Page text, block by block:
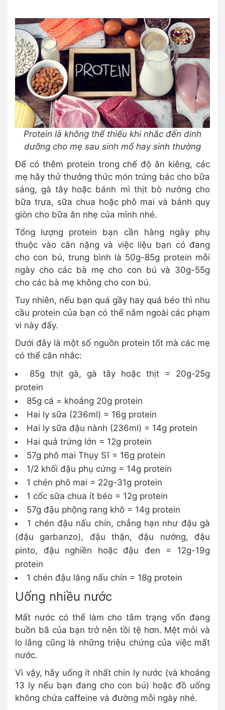
Protein là không thể thiếu khi nhắc đến dinh
dưỡng cho mẹ sau sinh mổ hay sinh thường
Để có thêm protein trong chế độ ăn kiêng, các
mẹ hãy thử thưởng thức món trứng bác cho bữa
sáng, gà tây hoặc bánh mì thịt bò nướng cho
bữa trưa, sữa chua hoặc phô mai và bánh quy
giòn cho bữa ăn nhẹ của mình nhé.
Tổng lượng protein bạn cần hàng ngày phụ
thuộc vào cân nặng và việc liệu bạn có đang
cho con bú, trung bình là 50g-85g protein mỗi
ngày cho các bà mẹ cho con bú và 30g-55g
cho các bà mẹ không cho con bú.
Tuy nhiên, nếu bạn quá gầy hay quá béo thì nhu
cầu protein của bạn có thể nằm ngoài các phạm
vi này đấy.
Dưới đây là một số nguồn protein tốt mà các mẹ
có thể cân nhắc:
85g thịt gà, gà tây hoặc thịt = 20g-25g
protein
85g cá = khoảng 20g protein
Hai ly sữa (236ml) = 16g protein
Hai ly sữa đậu nành (236ml) = 14g protein
Hai quả trứng lớn = 12g protein
57g phô mai Thụy Sĩ = 16g protein
1/2 khối đậu phụ cứng = 14g protein
1 chén phô mai = 22g-31g protein
1 cốc sữa chua ít béo = 12g protein
57g đậu phộng rang khô = 14g protein
1 chén đậu nấu chín, chẳng hạn như đậu gà
(đậu garbanzo), đậu thận, đậu nướng, đậu
pinto, đậu nghiền hoặc đậu đen = 12g-19g
protein
1 chén đậu lăng nấu chín = 18g protein
Uống nhiều nước
Mất nước có thể làm cho tâm trạng vốn đang
buồn bã của bạn trở nên tồi tệ hơn. Mệt mỏi và
lo lắng cũng là những triệu chứng của việc mất
nước.
Vì vậy, hãy uống ít nhất chín ly nước (và khoảng
13 ly nếu bạn đang cho con bú) hoặc đồ uống
không chứa caffeine và đường mỗi ngày nhé.